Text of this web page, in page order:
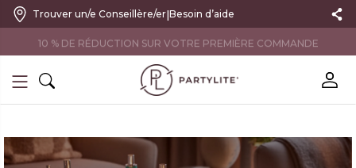
Trouver un/e Conseillère/er|Besoin d’aide
10 % DE RÉDUCTION SUR VOTRE PREMIÈRE COMMANDE